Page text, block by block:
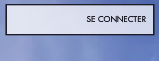
SE CONNECTER